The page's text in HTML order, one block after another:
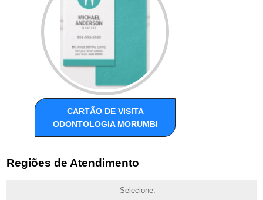
CARTÃO DE VISITA
ODONTOLOGIA MORUMBI
Regiões de Atendimento
Selecione: